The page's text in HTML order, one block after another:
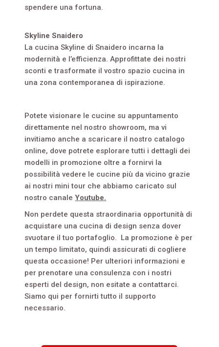
spendere una fortuna.
Skyline Snaidero
La cucina Skyline di Snaidero incarna la
modernità e l’efficienza. Approfittate dei nostri
sconti e trasformate il vostro spazio cucina in
una zona contemporanea di ispirazione.
Potete visionare le cucine su appuntamento
direttamente nel nostro showroom, ma vi
invitiamo anche a scaricare il nostro catalogo
online, dove potrete esplorare tutti i dettagli dei
modelli in promozione oltre a fornirvi la
possibilità vedere le cucine più da vicino grazie
ai nostri mini tour che abbiamo caricato sul
nostro canaleYoutube.
Non perdete questa straordinaria opportunità di
acquistare una cucina di design senza dover
svuotare il tuo portafoglio. La promozione è per
un tempo limitato, quindi assicurati di cogliere
questa occasione! Per ulteriori informazioni e
per prenotare una consulenza con i nostri
esperti del design, non esitate a contattarci.
Siamo qui per fornirti tutto il supporto
necessario.